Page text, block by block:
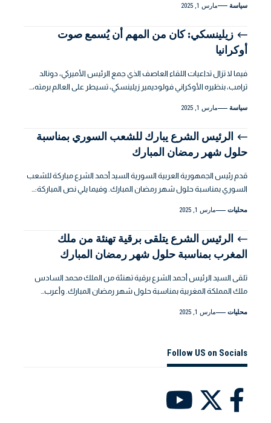
سياسة مارس 1, 2025
زيلينسكي: كان من المهم أن يُسمع صوت
أوكرانيا
فيما لا تزال تداعيات اللقاء العاصف الذي جمع الرئيس الأميركي، دونالد
ترامب، بنظيره الأوكراني فولوديمير زيلينسكي، تسيطر على العالم برمته،…
سياسة مارس 1, 2025
الرئيس الشرع يبارك للشعب السوري بمناسبة
حلول شهر رمضان المبارك
قدم رئيس الجمهورية العربية السورية السيد أحمد الشرع مباركة للشعب
السوري بمناسبة حلول شهر رمضان المبارك. وفيما يلي نص المباركة:…
محليات مارس 1, 2025
الرئيس الشرع يتلقى برقية تهنئة من ملك
المغرب بمناسبة حلول شهر رمضان المبارك
تلقى السيد الرئيس أحمد الشرع برقية تهنئة من الملك محمد السادس
ملك المملكة المغربية بمناسبة حلول شهر رمضان المبارك. وأعرب…
محليات مارس 1, 2025
Follow US on Socials